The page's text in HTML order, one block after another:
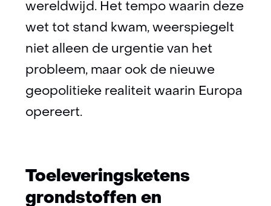
naar
een
andere
website)
wereldwijd. Het tempo waarin deze
wet tot stand kwam, weerspiegelt
niet alleen de urgentie van het
probleem, maar ook de nieuwe
geopolitieke realiteit waarin Europa
opereert.
Toeleveringsketens
grondstoffen en